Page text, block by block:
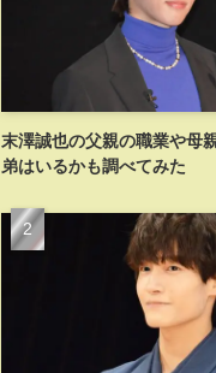
末澤誠也の父親の職業や母
弟はいるかも調べてみた